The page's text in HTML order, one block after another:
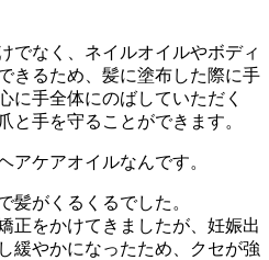
でなく、ネイルオイルやボディ
きるため、髪に塗布した際に手
に手全体にのばしていただく
と手を守ることができます。
アケアオイルなんです。
髪がくるくるでした。
正をかけてきましたが、妊娠出
緩やかになったため、クセが強